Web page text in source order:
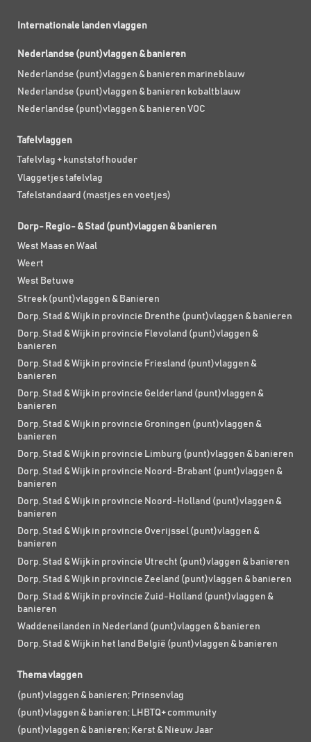
Internationale landen vlaggen
Nederlandse (punt)vlaggen & banieren
Nederlandse (punt)vlaggen & banieren marineblauw
Nederlandse (punt)vlaggen & banieren kobaltblauw
Nederlandse (punt)vlaggen & banieren VOC
Tafelvlaggen
Tafelvlag + kunststof houder
Vlaggetjes tafelvlag
Tafelstandaard (mastjes en voetjes)
Dorp- Regio- & Stad (punt)vlaggen & banieren
West Maas en Waal
Weert
West Betuwe
Streek (punt)vlaggen & Banieren
Dorp, Stad & Wijk in provincie Drenthe (punt)vlaggen & banieren
Dorp, Stad & Wijk in provincie Flevoland (punt)vlaggen &
banieren
Dorp, Stad & Wijk in provincie Friesland (punt)vlaggen &
banieren
Dorp, Stad & Wijk in provincie Gelderland (punt)vlaggen &
banieren
Dorp, Stad & Wijk in provincie Groningen (punt)vlaggen &
banieren
Dorp, Stad & Wijk in provincie Limburg (punt)vlaggen & banieren
Dorp, Stad & Wijk in provincie Noord-Brabant (punt)vlaggen &
banieren
Dorp, Stad & Wijk in provincie Noord-Holland (punt)vlaggen &
banieren
Dorp, Stad & Wijk in provincie Overijssel (punt)vlaggen &
banieren
Dorp, Stad & Wijk in provincie Utrecht (punt)vlaggen & banieren
Dorp, Stad & Wijk in provincie Zeeland (punt)vlaggen & banieren
Dorp, Stad & Wijk in provincie Zuid-Holland (punt)vlaggen &
banieren
Waddeneilanden in Nederland (punt)vlaggen & banieren
Dorp, Stad & Wijk in het land België (punt)vlaggen & banieren
Thema vlaggen
(punt)vlaggen & banieren; Prinsenvlag
(punt)vlaggen & banieren; LHBTQ+ community
(punt)vlaggen & banieren; Kerst & Nieuw Jaar